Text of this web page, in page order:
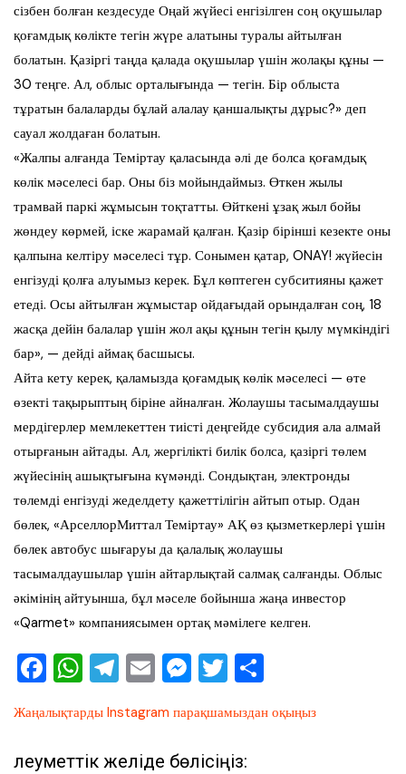
сізбен болған кездесуде Оңай жүйесі енгізілген соң оқушылар
қоғамдық көлікте тегін жүре алатыны туралы айтылған
болатын. Қазіргі таңда қалада оқушылар үшін жолақы құны —
30 теңге. Ал, облыс орталығында — тегін. Бір облыста
тұратын балаларды бұлай алалау қаншалықты дұрыс?» деп
сауал жолдаған болатын.
«Жалпы алғанда Теміртау қаласында әлі де болса қоғамдық
көлік мәселесі бар. Оны біз мойындаймыз. Өткен жылы
трамвай паркі жұмысын тоқтатты. Өйткені ұзақ жыл бойы
жөндеу көрмей, іске жарамай қалған. Қазір бірінші кезекте оны
қалпына келтіру мәселесі тұр. Сонымен қатар, ONAY! жүйесін
енгізуді қолға алуымыз керек. Бұл көптеген субситияны қажет
етеді. Осы айтылған жұмыстар ойдағыдай орындалған соң, 18
жасқа дейін балалар үшін жол ақы құнын тегін қылу мүмкіндігі
бар», — дейді аймақ басшысы.
Айта кету керек, қаламызда қоғамдық көлік мәселесі — өте
өзекті тақырыптың біріне айналған. Жолаушы тасымалдаушы
мердігерлер мемлекеттен тиісті деңгейде субсидия ала алмай
отырғанын айтады. Ал, жергілікті билік болса, қазіргі төлем
жүйесінің ашықтығына күмәнді. Сондықтан, электронды
төлемді енгізуді жеделдету қажеттілігін айтып отыр. Одан
бөлек, «АрселлорМиттал Теміртау» АҚ өз қызметкерлері үшін
бөлек автобус шығаруы да қалалық жолаушы
тасымалдаушылар үшін айтарлықтай салмақ салғанды. Облыс
әкімінің айтуынша, бұл мәселе бойынша жаңа инвестор
«Qarmet» компаниясымен ортақ мәмілеге келген.
F
c
e
W
at
s
T
e
gr
E
ai
l
M
ss
e
T
tt
er
ра
Жаңалықтарды Instagram парақшамыздан оқыңыз
Әлеуметтік желіде бөлісіңіз: